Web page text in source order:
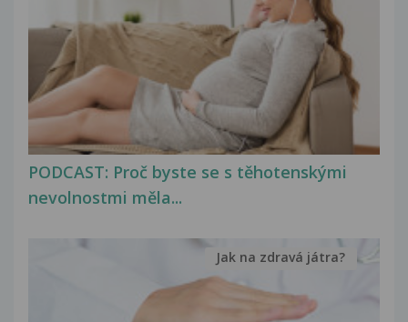
PODCAST: Proč byste se s těhotenskými
nevolnostmi měla...
Jak na zdravá játra?